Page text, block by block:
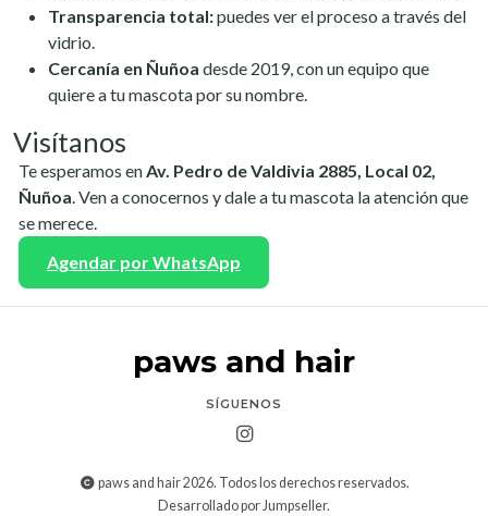
Transparencia total:puedes ver el proceso a través del
vidrio.
Cercanía en Ñuñoa desde 2019, con un equipo que
quiere a tu mascota por su nombre.
Visítanos
Te esperamos enAv. Pedro de Valdivia 2885, Local 02,
Ñuñoa. Ven a conocernos y dale a tu mascota la atención que
se merece.
Agendar por WhatsApp
paws and hair
SÍGUENOS
paws and hair 2026. Todos los derechos reservados.
Desarrollado por Jumpseller.